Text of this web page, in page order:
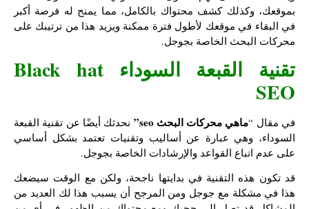
بموقعك، وكذلك كشف محتواك بالكامل، مما يمنح له فرصة أكبر
في البقاء في موقعك لأطول فترة ممكنة ويزيد هذا من ترتيبك على
محركات البحث الخاصة بجوجل.
تقنية القبعة السوداء Black hat
SEO
في مقال “ماهي محركات البحث seo”
نحدثك أيضًا عن تقنية القبعة
السوداء، وهي عبارة عن أساليب وتقنيات تعتمد بشكل أساسي
على عدم اتباع القواعد والإرشادات الخاصة بجوجل.
قد تكون هذه التقنية في بدايتها ناجحة، ولكن مع الوقت سيضعك
هذا في مشكلة مع جوجل ومن المرجح أن يسبب هذا لك العديد من